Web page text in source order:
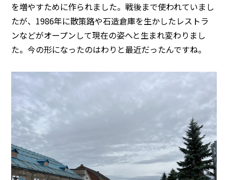
を増やすために作られました。戦後まで使われていまし
たが、1986年に散策路や石造倉庫を生かしたレストラ
ンなどがオープンして現在の姿へと生まれ変わりまし
た。今の形になったのはわりと最近だったんですね。